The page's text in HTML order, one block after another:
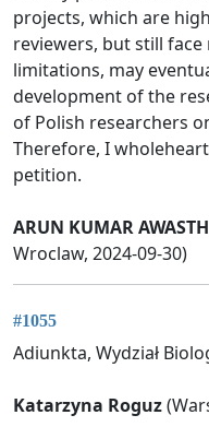
projects, which are
reviewers, but still
limitations, may
development of the
of Polish researchers
Therefore, I
petition.
ARUN KUMAR
Wroclaw, 2024-09-30)
#1055
Adiunkta, Wydział
Katarzyna Roguz